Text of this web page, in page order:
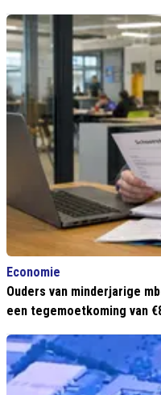
Economie
Ouders van minderjarige
een tegemoetkoming van